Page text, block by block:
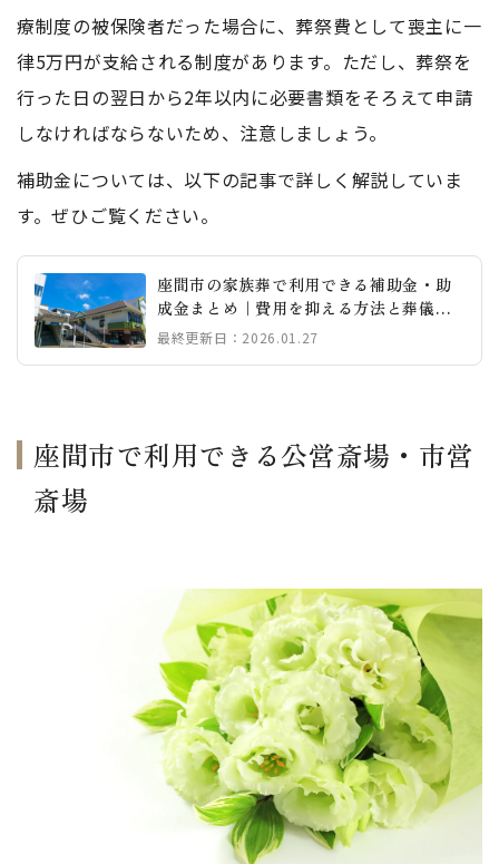
療制度の被保険者だった場合に、葬祭費として喪主に一
律5万円が支給される制度があります。ただし、葬祭を
行った日の翌日から2年以内に必要書類をそろえて申請
しなければならないため、注意しましょう。
補助金については、以下の記事で詳しく解説していま
す。ぜひご覧ください。
座間市の家族葬で利用できる補助金・助
成金まとめ｜費用を抑える方法と葬儀社
の選び方
最終更新日：2026.01.27
座間市で利用できる公営斎場・市営
斎場